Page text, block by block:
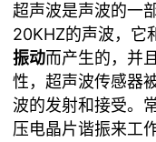
超声波是声波的一
20KHZ的声波，它
振动而产生的，并
性，超声波传感器
波的发射和接受。
压电晶片谐振来工